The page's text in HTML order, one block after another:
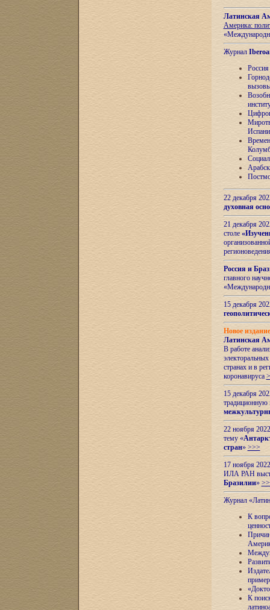
Латинская
Америка:
Журнал
22 декабря
духовная
21 декабря
столе
Россия и
главного
15 декабря
Новое
Латинская
В работе
странах и в
коронавируса
15 декабря
22 ноября
тему «
стран» >>>
17 ноября
ИЛА РАН
Бразилии»
Журнал
К
К